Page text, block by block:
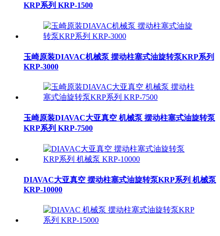
KRP系列 KRP-1500
玉崎原装DIAVAC机械泵 摆动柱塞式油旋转泵KRP系列
KRP-3000
玉崎原装DIAVAC大亚真空 机械泵 摆动柱塞式油旋转泵
KRP系列 KRP-7500
DIAVAC大亚真空 摆动柱塞式油旋转泵KRP系列 机械泵
KRP-10000